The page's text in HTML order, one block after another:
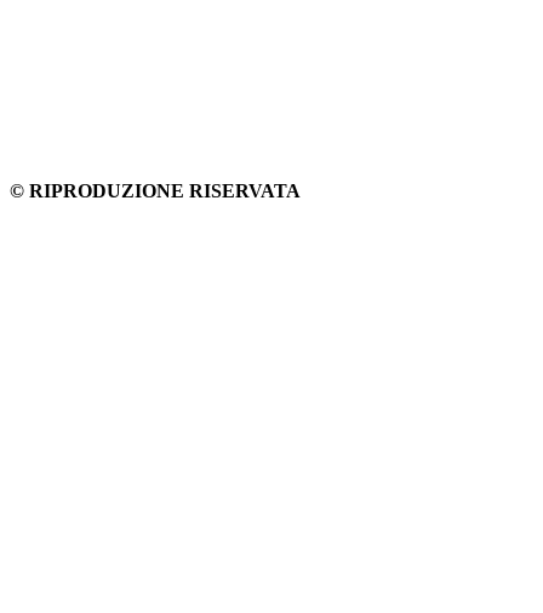
© RIPRODUZIONE RISERVATA